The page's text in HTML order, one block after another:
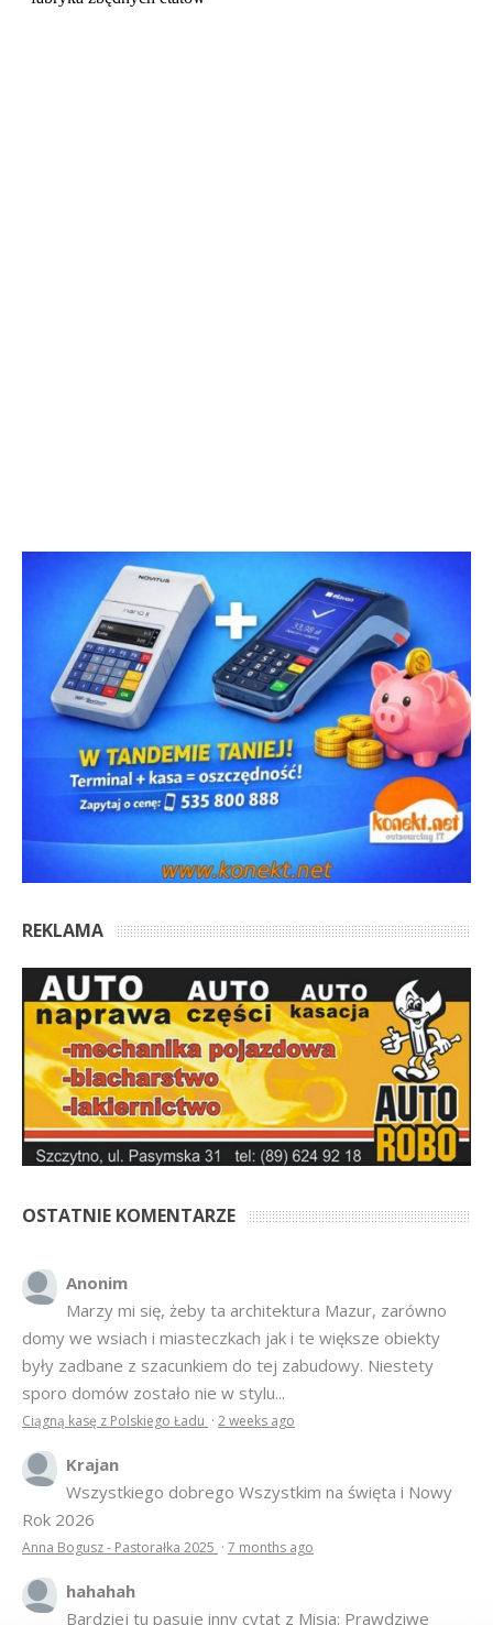
REKLAMA
OSTATNIE KOMENTARZE
Anonim
Marzy mi się, żeby ta architektura Mazur, zarówno
były zadbane z szacunkiem do tej zabudowy. Niestety